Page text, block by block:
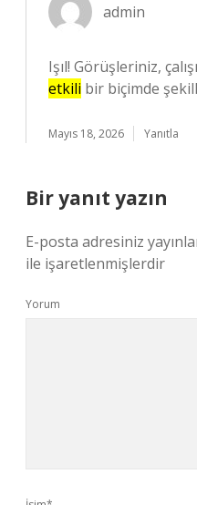
admin
Işıl! Görüşleriniz,
etkili bir biçimde
Mayıs 18, 2026 Yanıtla
Bir yanıt yazın
E-posta adresiniz
ile işaretlenmişlerdir
Yorum